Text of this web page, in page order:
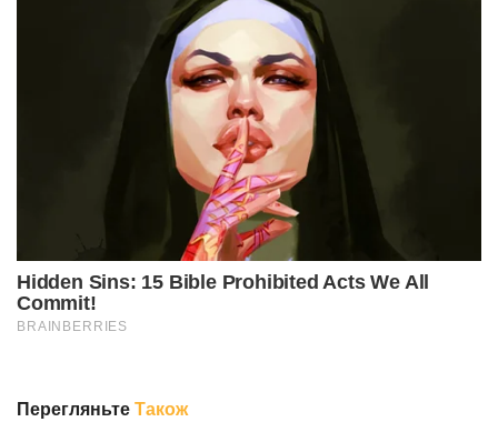
ПерегляньтеТакож